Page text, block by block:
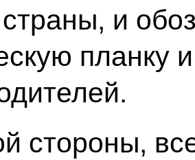
и
планку
стороны,